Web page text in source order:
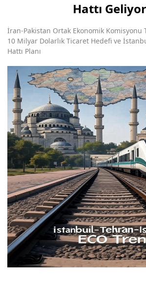
Hattı Geliyor
İran-Pakistan Ortak Ekonomik Komisyonu
10 Milyar Dolarlık Ticaret Hedefi ve
Hattı Planı